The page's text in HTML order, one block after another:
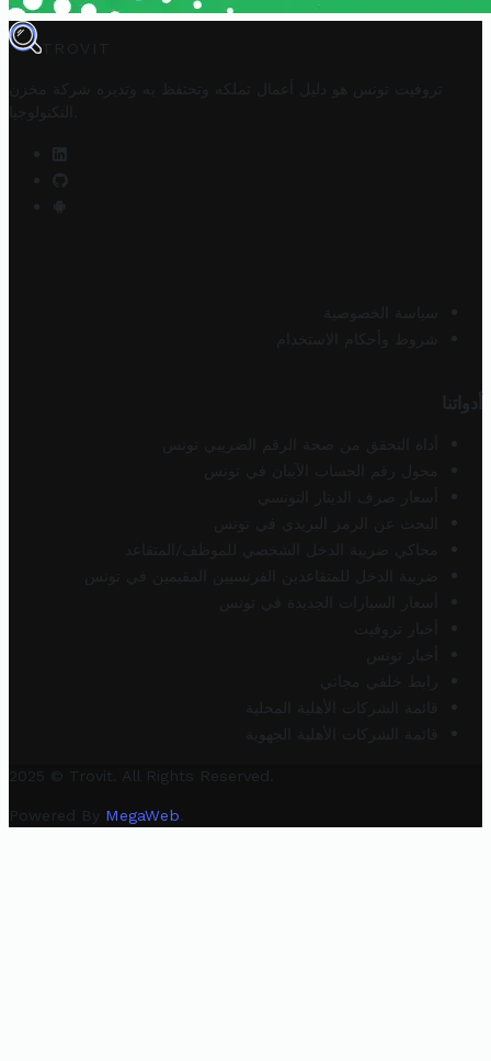
TROVIT
تروفيت تونس هو دليل أعمال تملكه وتحتفظ به وتديره
شركة مخزن
التكنولوجيا
سياسة الخصوصية
شروط وأحكام الاستخدام
أدواتنا
أداة التحقق من صحة الرقم الضريبي تونس
محول رقم الحساب الآيبان في تونس
أسعار صرف الدينار التونسي
البحث عن الرمز البريدي في تونس
محاكي ضريبة الدخل الشخصي للموظف/المتقاعد
ضريبة الدخل للمتقاعدين الفرنسيين المقيمين في تونس
أسعار السيارات الجديدة في تونس
أخبار تروفيت
أخبار تونس
رابط خلفي مجاني
قائمة الشركات الأهلية المحلية
قائمة الشركات الأهلية الجهوية
2025 © Trovit. All Rights Reserved.
Powered By MegaWeb